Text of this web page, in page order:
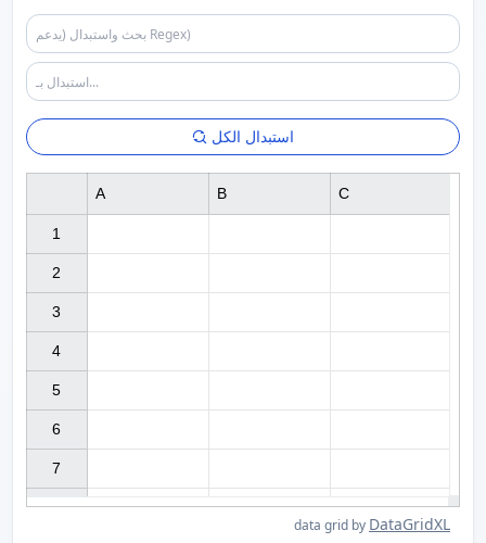
استبدال الكل
1
2
3
4
5
6
7
A B C
data grid by DataGridXL